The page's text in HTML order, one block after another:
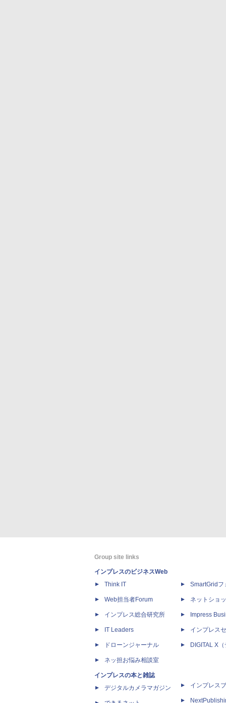
Group site links
インプレスのビジネスWeb
Think IT
Web担当者Forum
インプレス総合研究所
IT Leaders
ドローンジャーナル
ネッ担お悩み相談室
インプレスの本と雑誌
デジタルカメラマガジン
SmartGridフ
ネットショ
Impress
インプレス
DIGITAL X
インプレス